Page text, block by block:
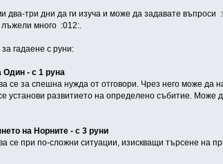
два-три дни да ги изуча и може да задавате
много :012:.
гадаене с руни:
Один - с 1 руна
се за спешна нужда от отговори. Чрез него може да
установи развитието на определено събитие. Може
на Норните - с 3 руни
се при по-сложни ситуации, изискващи търсене на